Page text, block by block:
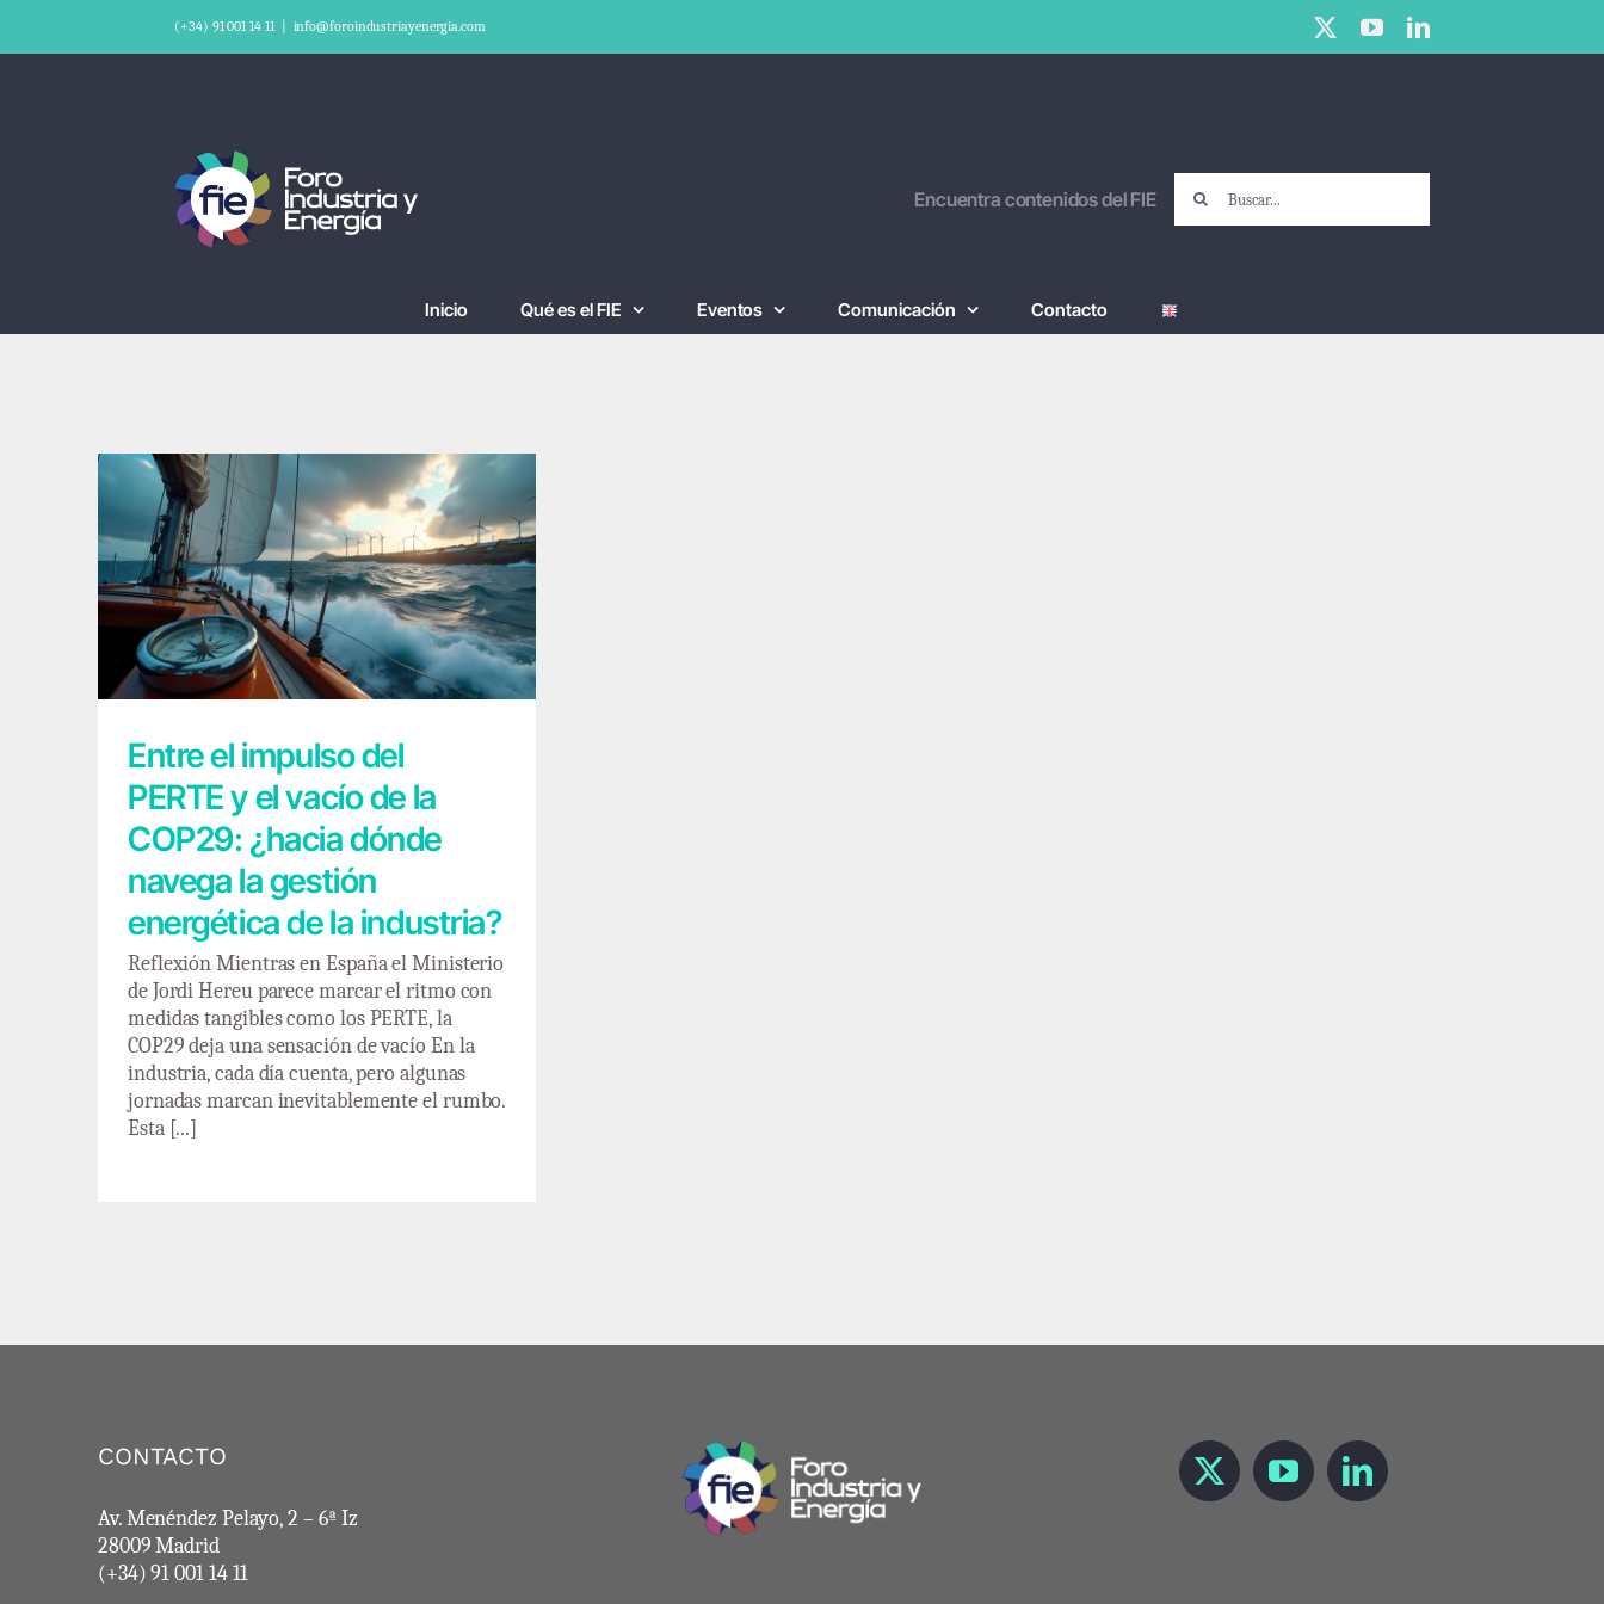
(+34) 91 001 14 11 info@foroindustriayenergia.com X YouTubeLinkedIn
Encuentra contenidos del FIE
Inicio Qué es el FIE Eventos Comunicación Contacto
Entre el impulso del PERTE y el vacío de la
COP29: ¿hacia dónde navega la gestión
energética de la industria?
Entre el impulso del
PERTE y el vacío de la
COP29: ¿hacia dónde
navega la gestión
energética de la industria?
Reflexión Mientras en España el Ministerio
de Jordi Hereu parece marcar el ritmo con
medidas tangibles como los PERTE, la
COP29 deja una sensación de vacío En la
industria, cada día cuenta, pero algunas
jornadas marcan inevitablemente el rumbo.
Esta [...]
CONTACTO
Av. Menéndez Pelayo, 2 – 6ª Iz
28009 Madrid
(+34) 91 001 14 11